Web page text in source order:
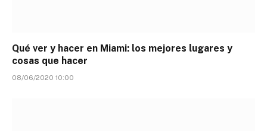
Qué ver y hacer en Miami: los mejores lugares y
cosas que hacer
08/06/2020 10:00